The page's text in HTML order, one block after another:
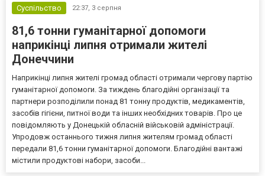
Суспільство 22:37, 3 серпня
81,6 тонни гуманітарної допомоги
наприкінці липня отримали жителі
Донеччини
Наприкінці липня жителі громад області отримали чергову партію
гуманітарної допомоги. За тиждень благодійні організації та
партнери розподілили понад 81 тонну продуктів, медикаментів,
засобів гігієни, питної води та інших необхідних товарів. Про це
повідомляють у Донецькій обласній військовій адміністрації.
Упродовж останнього тижня липня жителям громад області
передали 81,6 тонни гуманітарної допомоги. Благодійні вантажі
містили продуктові набори, засоби...